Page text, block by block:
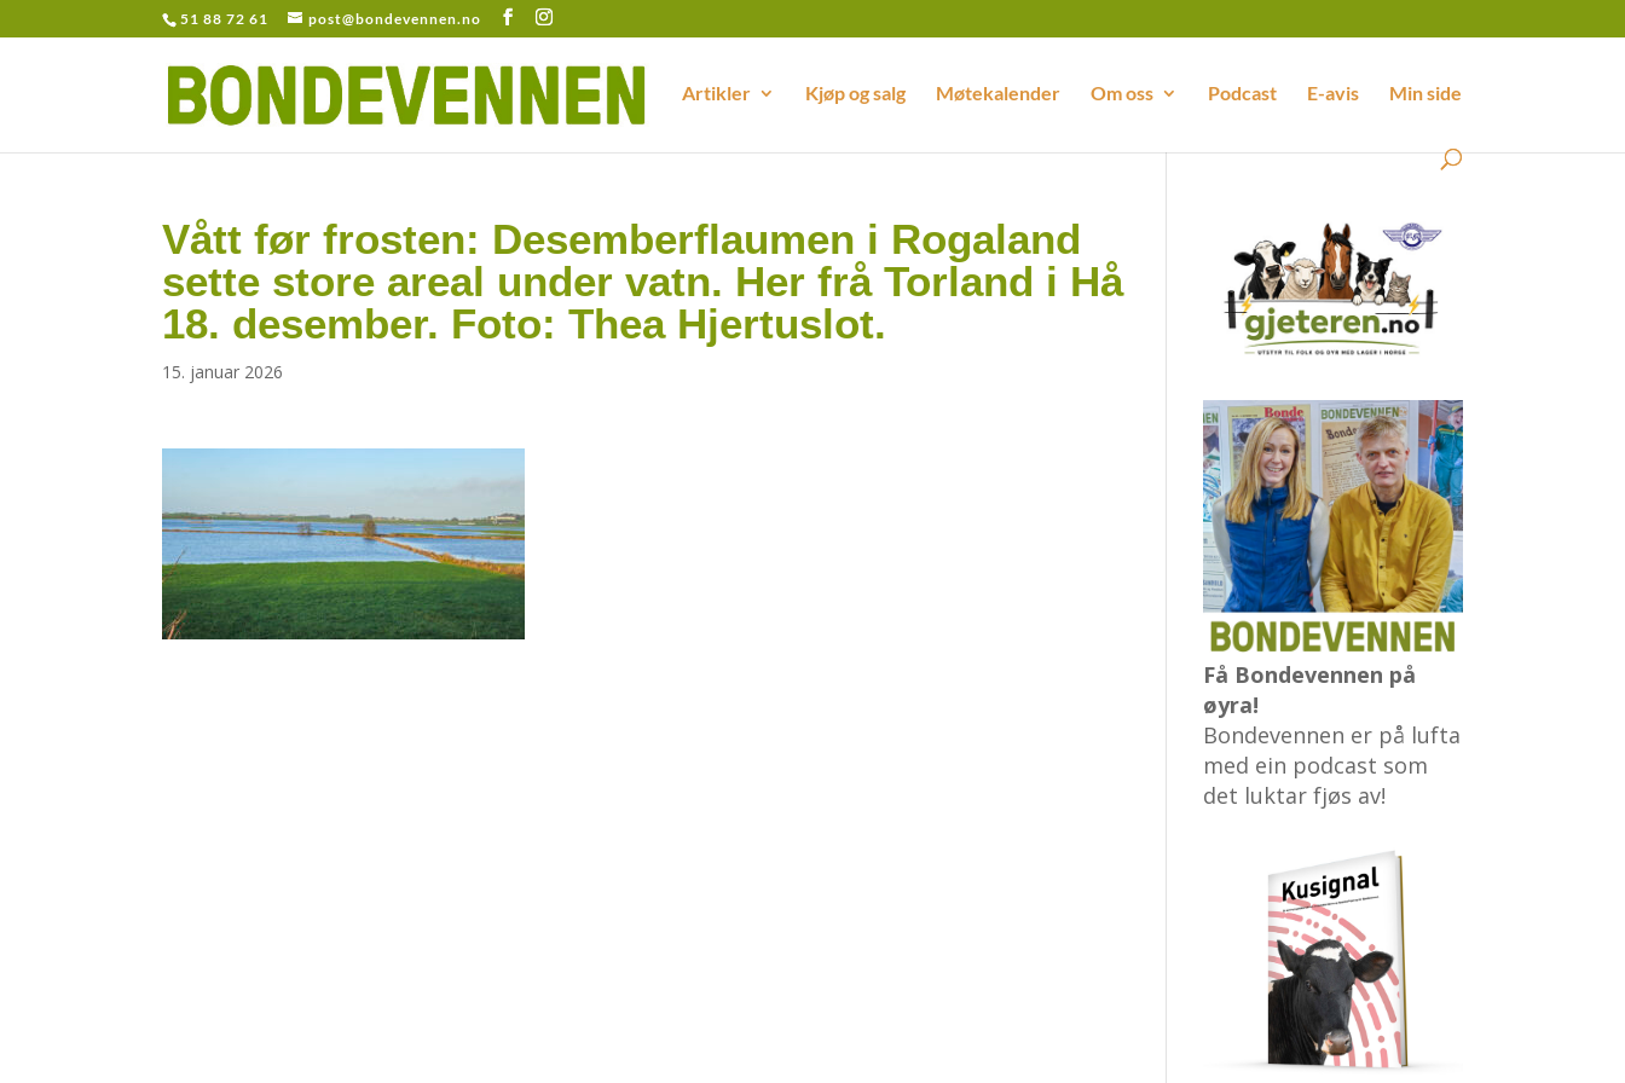
51 88 72 61 post@bondevennen.no
Artikler Kjøp og salg Møtekalender Om oss Podcast E-avis Min side
Vått før frosten: Desemberflaumen i Rogaland
sette store areal under vatn. Her frå Torland i Hå
18. desember. Foto: Thea Hjertuslot.
15. januar 2026
Få Bondevennen på
øyra!
Bondevennen er på lufta
med ein podcast som
det luktar fjøs av!